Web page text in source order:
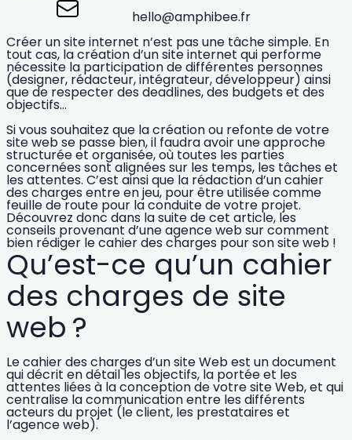
hello@amphibee.fr
Créer un site internet n’est pas une tâche simple. En
tout cas, la création d’un site internet qui performe
nécessite la participation de différentes personnes
(designer, rédacteur, intégrateur, développeur) ainsi
que de respecter des deadlines, des budgets et des
objectifs…
Si vous souhaitez que la création ou refonte de votre
siteweb se passe bien, il faudra avoir une approche
structurée et organisée, où toutes les parties
concernées sont alignées sur les temps, les tâches et
les attentes. C’est ainsi que la rédaction d’un cahier
des charges entre en jeu, pour être utilisée comme
feuille de route pour la conduite de votre projet.
Découvrez donc dans la suite de cet article, les
conseils provenant d’une agence web sur comment
bien rédiger le cahier des charges pour son site web !
Qu’est-ce qu’un cahier
des charges de site
web ?
Le cahier des charges d’un site Web est un document
qui décrit en détail les objectifs, la portée et les
attentes liées à la conception de votre site Web, et qui
centralise la communication entre les différents
acteurs du projet (le client, les prestataires et
l’agence web).